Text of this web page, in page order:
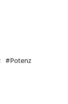
Potenz